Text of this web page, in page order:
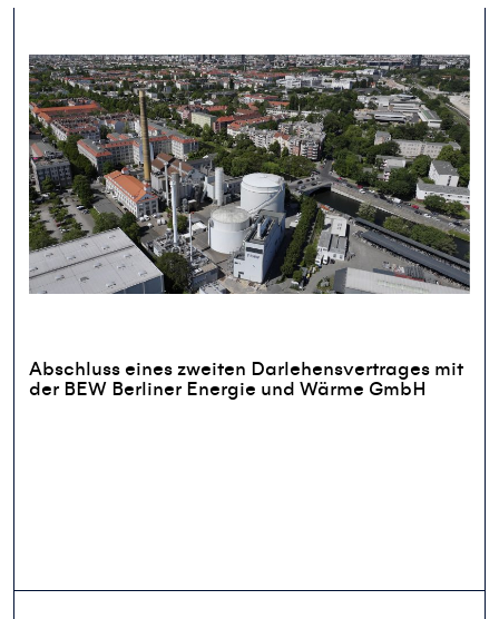
Abschluss eines zweiten Darlehensvertrages mit
der BEW Berliner Energie und Wärme GmbH